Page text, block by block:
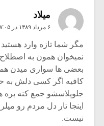
میلاد
۶ مرداد ۱۳۸۹ در ۷:۰۵ ب٫ظ
مگر شما تازه وارد هستید
نمیخوان همون به
بعضی ها سواری میدن
کافیه اگر کسی دلش به
جلوپلاسشو جمع کنه بره
اینجا تار دل مردم رو
نیست.